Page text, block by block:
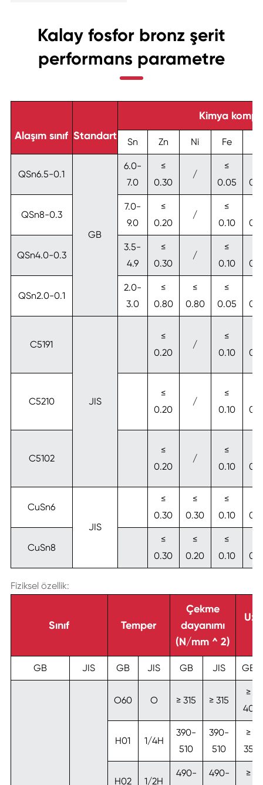
Kalay fosfor bronz şerit
performans parametre
Alaşım sınıf Standart
Kimya
Sn Zn Ni Fe
QSn6.5-0.1
GB
6.0-
7.0
≤
0.30
/
≤
0.05
QSn8-0.3
7.0-
9.0
≤
0.20
/
≤
0.10
QSn4.0-0.3
3.5-
4.9
≤
0.30
/
≤
0.10
QSn2.0-0.1
2.0-
3.0
≤
0.80
≤
0.80
≤
0.05
C5191
JIS
≤
0.20
/
≤
0.10
C5210
≤
0.20
/
≤
0.10
C5102
≤
0.20
/
≤
0.10
CuSn6
JIS
≤
0.30
≤
0.30
≤
0.10
CuSn8
≤
0.30
≤
0.20
≤
0.10
Fiziksel özellik:
Sınıf Temper
Çekme
dayanımı
(N/mm ^ 2)
GB JIS GB JIS GB JIS GB
O60 O ≥ 315 ≥ 315
≥
40
H01 1/4H
390-
510
390-
510
≥
35
H02 1/2H
490-
490-
≥